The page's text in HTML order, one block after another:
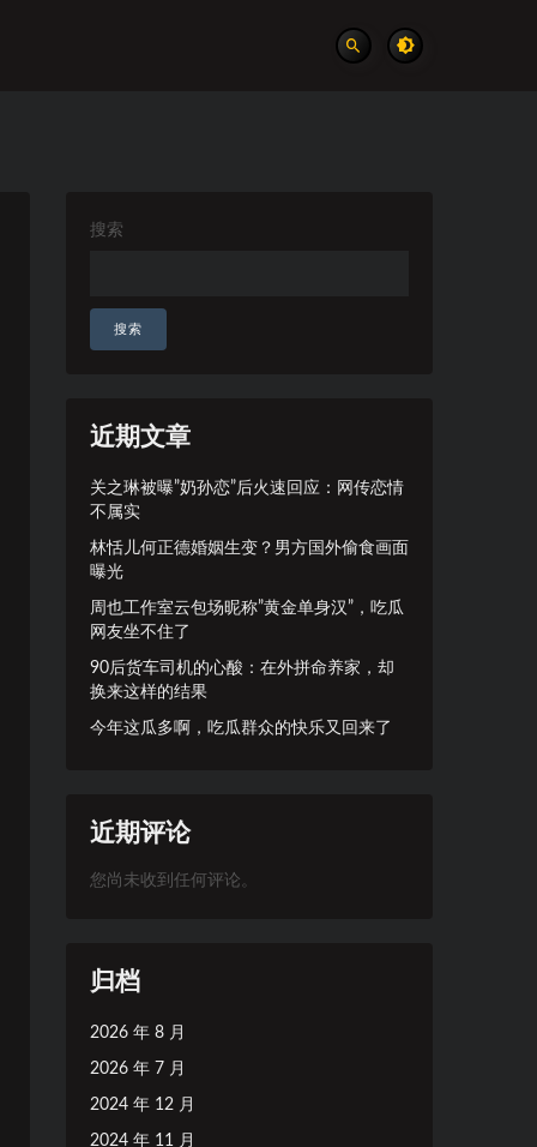
搜索
搜索
近期文章
关之琳被曝”奶孙恋”后火速回应：网传恋情
不属实
林恬儿何正德婚姻生变？男方国外偷食画面
曝光
周也工作室云包场昵称”黄金单身汉”，吃瓜
网友坐不住了
90后货车司机的心酸：在外拼命养家，却
换来这样的结果
今年这瓜多啊，吃瓜群众的快乐又回来了
近期评论
您尚未收到任何评论。
归档
2026 年 8 月
2026 年 7 月
2024 年 12 月
2024 年 11 月